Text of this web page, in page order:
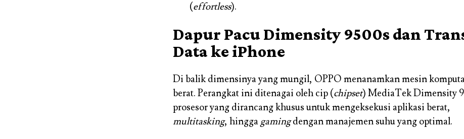
(effortless).
Dapur Pacu Dimensity 9500s dan
Data ke iPhone
Di balik dimensinya yang mungil, OPPO menanamkan mesin
berat. Perangkat ini ditenagai oleh cip (chipset) MediaTek Dimensity
prosesor yang dirancang khusus untuk mengeksekusi aplikasi berat,
multitasking, hingga gamingdengan manajemen suhu yang optimal.